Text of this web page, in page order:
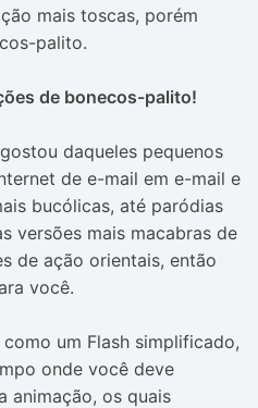
mais toscas, porém
palito.
de bonecos-palito!
daqueles pequenos
de e-mail em e-mail e
bucólicas, até paródias
versões mais macabras de
de ação orientais, então
você.
um Flash simplificado,
onde você deve
animação, os quais